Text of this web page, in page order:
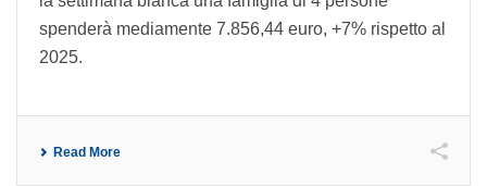
spenderà mediamente 7.856,44 euro, +7% rispetto al
2025.
Read More